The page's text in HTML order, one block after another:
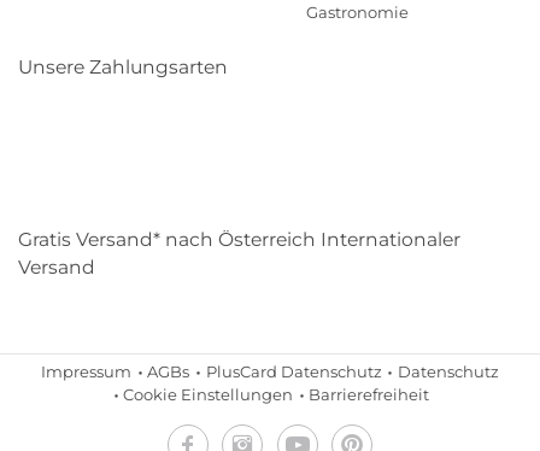
Gastronomie
Unsere Zahlungsarten
Gratis Versand* nach Österreich Internationaler
Versand
Impressum AGBs PlusCard Datenschutz
Datenschutz
Cookie Einstellungen
Barrierefreiheit